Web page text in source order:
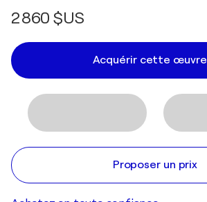
2 860 $US
Acquérir cette œuvre
Proposer un prix